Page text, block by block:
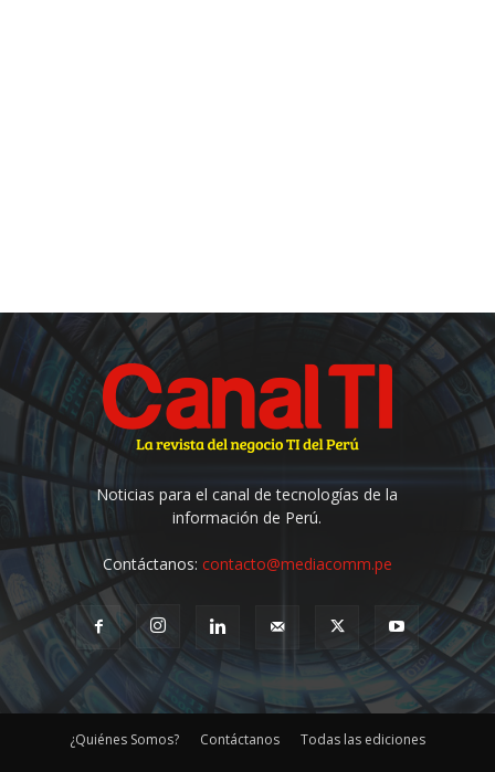
Noticias para el canal de tecnologías de la
información de Perú.
Contáctanos: contacto@mediacomm.pe
¿Quiénes Somos? Contáctanos Todas las ediciones